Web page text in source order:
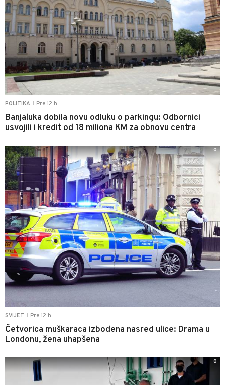
POLITIKA Pre 12 h
Banjaluka dobila novu odluku o parkingu: Odbornici
usvojili i kredit od 18 miliona KM za obnovu centra
SVIJET Pre 12 h
Četvorica muškaraca izbodena nasred ulice: Drama u
Londonu, žena uhapšena
0
0